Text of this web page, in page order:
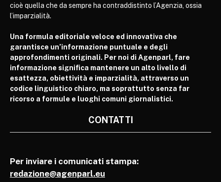
cioè quella che da sempre ha contraddistinto l’Agenzia, ossia
l’imparzialità.
Una formula editoriale veloce ed innovativa che
garantisce un’informazione puntuale e degli
approfondimenti originali. Per noi di Agenparl, fare
informazione significa mantenere un alto livello di
esattezza, obiettività e imparzialità, attraverso un
codice linguistico chiaro, ma soprattutto senza far
ricorso a formule e luoghi comuni giornalistici.
CONTATTI
Per inviare i comunicati stampa:
redazione@agenparl.eu